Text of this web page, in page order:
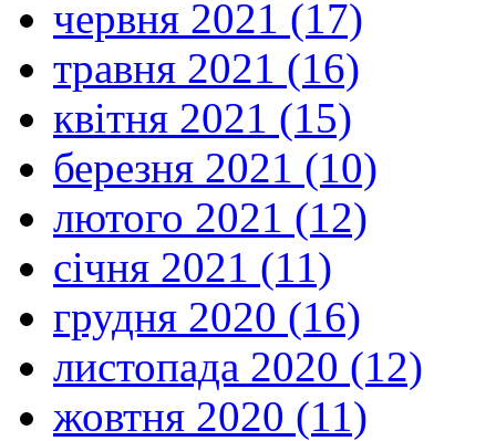
червня 2021 (17)
травня 2021 (16)
квітня 2021 (15)
березня 2021 (10)
лютого 2021 (12)
січня 2021 (11)
грудня 2020 (16)
листопада 2020 (12)
жовтня 2020 (11)